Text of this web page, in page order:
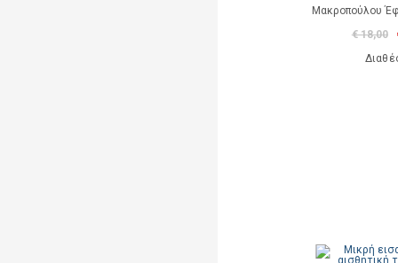
Μακροπούλου
€ 18,00